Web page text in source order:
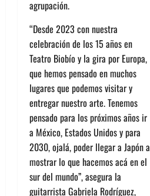
agrupación.
“Desde 2023 con nuestra
celebración de los 15 años en
Teatro Biobío y la gira por Europa,
que hemos pensado en muchos
lugares que podemos visitar y
entregar nuestro arte. Tenemos
pensado para los próximos años ir
a México, Estados Unidos y para
2030, ojalá, poder llegar a Japón a
mostrar lo que hacemos acá en el
sur del mundo”, asegura la
guitarrista Gabriela Rodríguez,